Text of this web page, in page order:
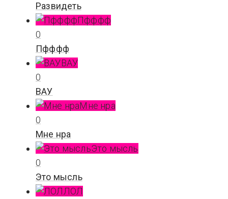
Развидеть
Пфффф
0
Пфффф
ВАУ
0
ВАУ
Мне нра
0
Мне нра
Это мысль
0
Это мысль
ЛОЛ